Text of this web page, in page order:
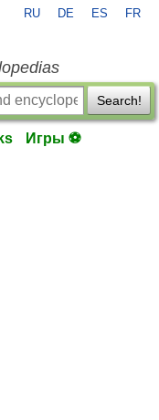
RU DE ES FR
Search!
Игры ⚽